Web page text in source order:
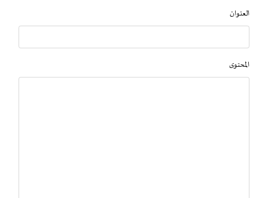
العنوان
المحتوى